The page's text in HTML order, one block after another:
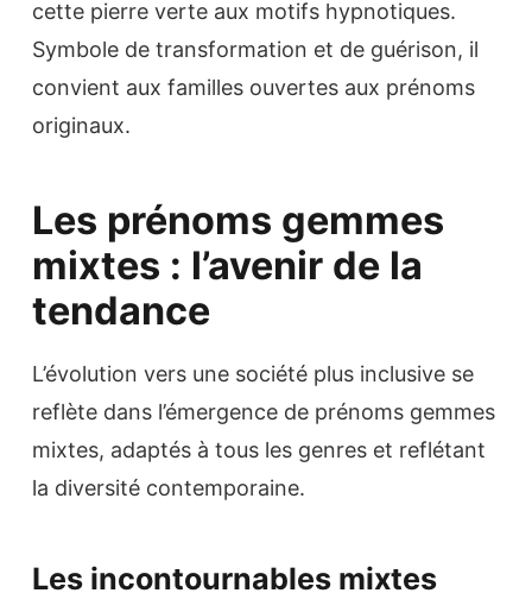
cette pierre verte aux motifs hypnotiques.
Symbole de transformation et de guérison, il
convient aux familles ouvertes aux prénoms
originaux.
Les prénoms gemmes
mixtes : l’avenir de la
tendance
L’évolution vers une société plus inclusive se
reflète dans l’émergence de prénoms gemmes
mixtes, adaptés à tous les genres et reflétant
la diversité contemporaine.
Les incontournables mixtes